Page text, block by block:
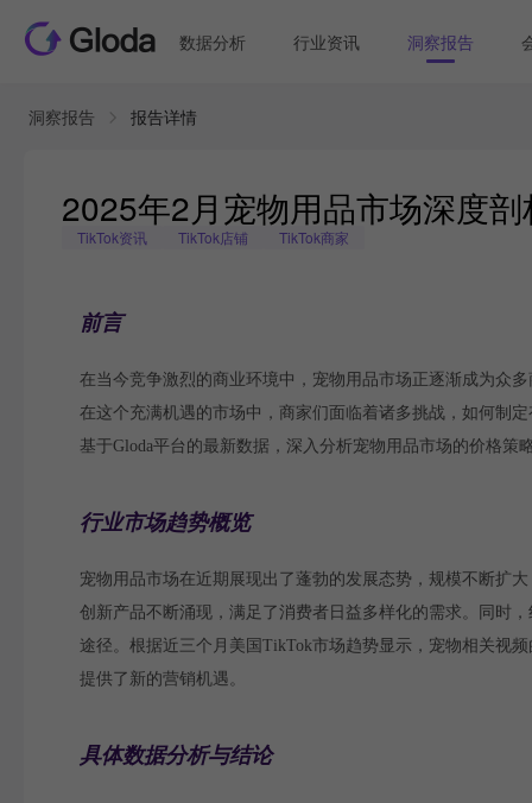
数据分析 行业资讯 洞察报告
洞察报告 报告详情
2025年2月宠物用品市场深度
TikTok资讯 TikTok店铺 TikTok商家
前言
在当今竞争激烈的商业环境中，宠物用品市场正逐渐成为众
在这个充满机遇的市场中，商家们面临着诸多挑战，如何制
基于Gloda平台的最新数据，深入分析宠物用品市场的价格
行业市场趋势概览
宠物用品市场在近期展现出了蓬勃的发展态势，规模不断扩
创新产品不断涌现，满足了消费者日益多样化的需求。同时
途径。根据近三个月美国TikTok市场趋势显示，宠物相关视
提供了新的营销机遇。
具体数据分析与结论